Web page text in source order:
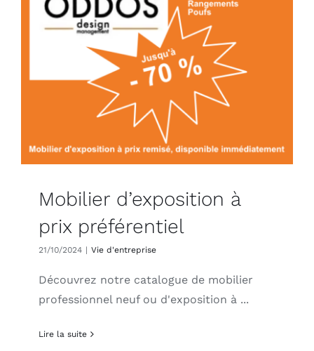
Mobilier d’exposition à
prix préférentiel
21/10/2024 | Vie d'entreprise
Découvrez notre catalogue de mobilier
professionnel neuf ou d'exposition à ...
Lire la suite